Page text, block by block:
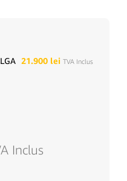
21.900 lei TVA Inclus
Inclus